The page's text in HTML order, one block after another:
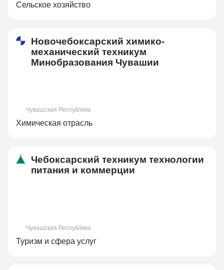
Сельское хозяйство
Новочебоксарский химико-
механический техникум
Минобразования Чувашии
Чувашская Республика
Химическая отрасль
Чебоксарский техникум технологии
питания и коммерции
Чувашская Республика
Туризм и сфера услуг